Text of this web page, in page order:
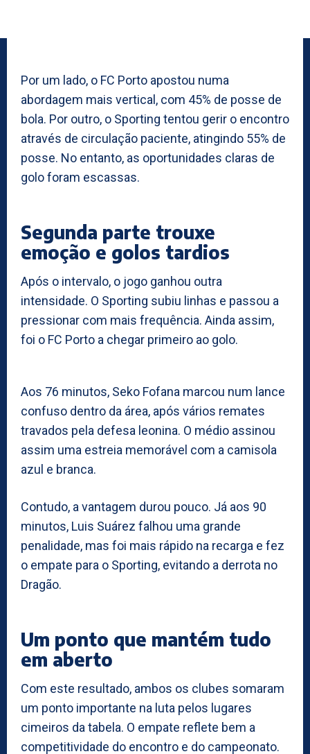
Por um lado, o FC Porto apostou numa
abordagem mais vertical, com 45% de posse de
bola. Por outro, o Sporting tentou gerir o encontro
através de circulação paciente, atingindo 55% de
posse. No entanto, as oportunidades claras de
golo foram escassas.
Segunda parte trouxe
emoção e golos tardios
Após o intervalo, o jogo ganhou outra
intensidade. O Sporting subiu linhas e passou a
pressionar com mais frequência. Ainda assim,
foi o FC Porto a chegar primeiro ao golo.
Aos 76 minutos, Seko Fofana marcou num lance
confuso dentro da área, após vários remates
travados pela defesa leonina. O médio assinou
assim uma estreia memorável com a camisola
azul e branca.
Contudo, a vantagem durou pouco. Já aos 90
minutos, Luis Suárez falhou uma grande
penalidade, mas foi mais rápido na recarga e fez
o empate para o Sporting, evitando a derrota no
Dragão.
Um ponto que mantém tudo
em aberto
Com este resultado, ambos os clubes somaram
um ponto importante na luta pelos lugares
cimeiros da tabela. O empate reflete bem a
competitividade do encontro e do campeonato.